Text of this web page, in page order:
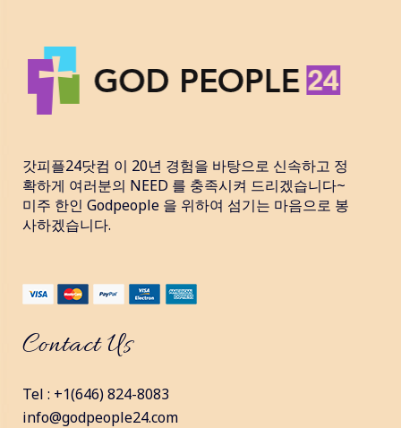
갓피플24닷컴 이 20년 경험을 바탕으로 신속하고 정
확하게 여러분의 NEED 를 충족시켜 드리겠습니다~
미주 한인 Godpeople 을 위하여 섬기는 마음으로 봉
사하겠습니다.
Contact Us
Tel : +1(646) 824-8083
info@godpeople24.com